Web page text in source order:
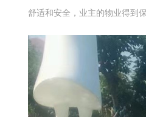
舒适和安全，业主的物业得到